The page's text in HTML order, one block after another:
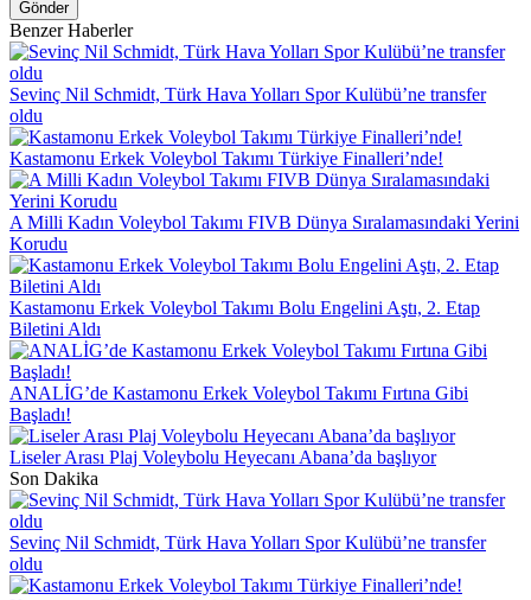
Gönder
Benzer Haberler
Sevinç Nil Schmidt, Türk Hava Yolları Spor Kulübü’ne transfer
oldu
Kastamonu Erkek Voleybol Takımı Türkiye Finalleri’nde!
A Milli Kadın Voleybol Takımı FIVB Dünya Sıralamasındaki Yerini
Korudu
Kastamonu Erkek Voleybol Takımı Bolu Engelini Aştı, 2. Etap
Biletini Aldı
ANALİG’de Kastamonu Erkek Voleybol Takımı Fırtına Gibi
Başladı!
Liseler Arası Plaj Voleybolu Heyecanı Abana’da başlıyor
Son Dakika
Sevinç Nil Schmidt, Türk Hava Yolları Spor Kulübü’ne transfer
oldu